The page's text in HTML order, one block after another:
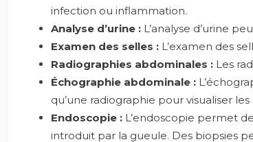
infection ou inflammation.
Analyse d’urine : L’analyse d’urine
Examen des selles : L’examen des
Radiographies abdominales : Les
Échographie abdominale :
qu’une radiographie pour visualiser
Endoscopie : L’endoscopie permet
introduit par la gueule. Des biopsies